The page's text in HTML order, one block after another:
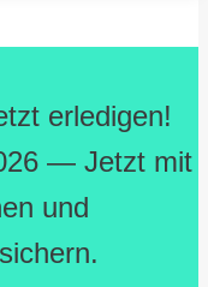
erledigen!
— Jetzt mit
und